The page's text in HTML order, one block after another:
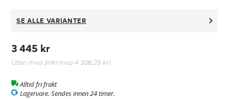
SE ALLE VARIANTER
3 445 kr
Uten mva (Inkl mva 4 306,25 kr)
Alltid fri frakt
Lagervare. Sendes innen 24 timer.